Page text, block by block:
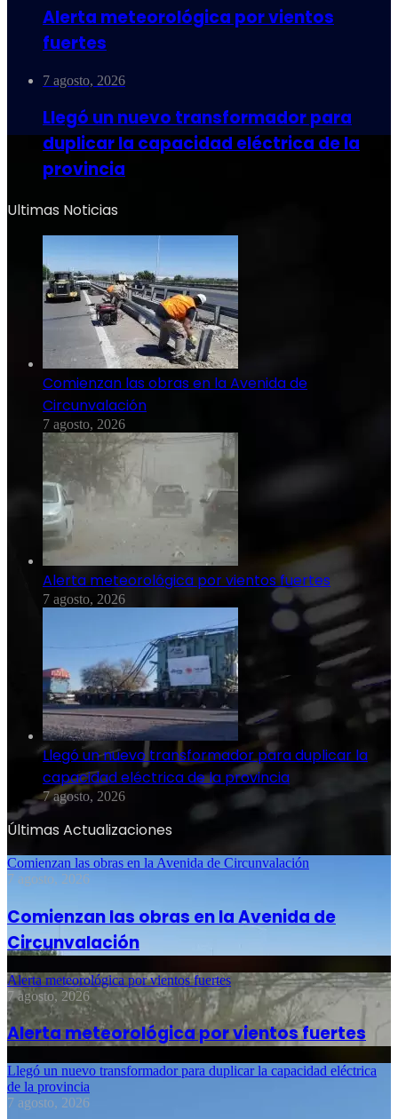
Alerta meteorológica por vientos
fuertes
7 agosto, 2026
Llegó un nuevo transformador para
duplicar la capacidad eléctrica de la
provincia
Ultimas Noticias
Comienzan las obras en la Avenida de
Circunvalación
7 agosto, 2026
Alerta meteorológica por vientos fuertes
7 agosto, 2026
Llegó un nuevo transformador para duplicar la
capacidad eléctrica de la provincia
7 agosto, 2026
Últimas Actualizaciones
Comienzan las obras en la Avenida de Circunvalación
7 agosto, 2026
Comienzan las obras en la Avenida de
Circunvalación
Alerta meteorológica por vientos fuertes
7 agosto, 2026
Alerta meteorológica por vientos fuertes
Llegó un nuevo transformador para duplicar la capacidad eléctrica
de la provincia
7 agosto, 2026